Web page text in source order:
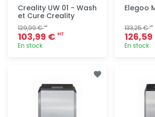
Creality UW 01 - Wash
et Cure Creality
129,99 €HT
103,99 € HT
En stock
Elegoo
133,25 €HT
En stock